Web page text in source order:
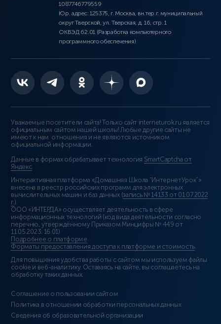
1087746779559
Юр. адрес: 125375, г. Москва, вн.тер.г. муниципальный
округ Тверской, ул. Тверская, д. 16, стр. 1
ОКВЭД 62.01 (Разработка компьютерного
программного обеспечения)
Уважаемые посетители сайта! Только сайт interneturok.ru является
официальным сайтом нашей школы! Любые другие сайты не
имеют к нам отношения и не являются источником
официальной информации.
Данные в формах обрабатывает технология SmartCaptcha от
Яндекс
Интерактивная платформа «Домашняя Школа “ИнтернетУрок”»
внесена в реестр российских программ для электронных
вычислительных машин и баз данных (запись № 14133 от 01.07.2022
г.).
ООО «ИНТЕРДА» осуществляет деятельность в сфере
информационных технологий (код вида деятельности согласно
перечню, утверждённому Приказом Минцифры № 449 от
11.05.2023: 16.01)
Подробнее о платформе.
Форматы предоставления доступа к платформе и стоимость.
Для повышения удобства работы с сайтом мы используем файлы
cookie и веб-аналитику. Оставаясь на сайте, вы соглашаетесь на
обработку таких данных.
Соглашение о пользовании сайтом
Политика в отношении обработки персональных данных
Сведения об образовательной организации